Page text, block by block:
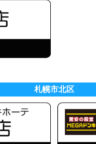
札幌市北区